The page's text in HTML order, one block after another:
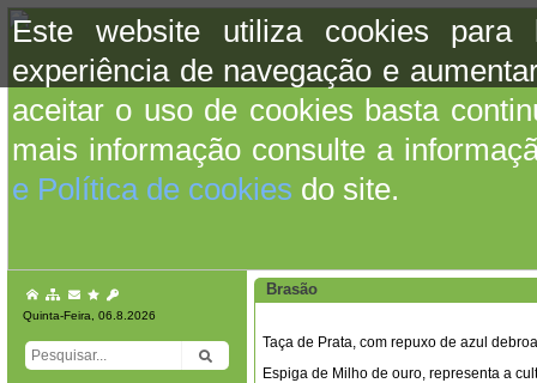
Este website utiliza cookies para
experiência de navegação e
aceitar o uso de cookies basta
mais informação consulte a
e Política de cookies do site.
Quinta-Feira, 06.8.2026
Brasão
Taça de Prata, com repuxo de azul
Espiga de Milho de ouro, representa a